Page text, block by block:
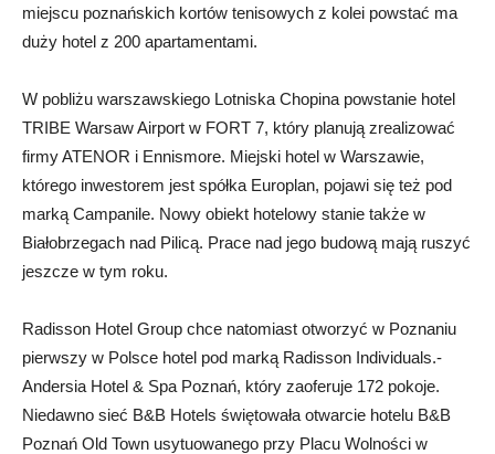
miejscu poznańskich kortów tenisowych z kolei powstać ma
duży hotel z 200 apartamentami.
W pobliżu warszawskiego Lotniska Chopina powstanie hotel
TRIBE Warsaw Airport w FORT 7, który planują zrealizować
firmy ATENOR i Ennismore. Miejski hotel w Warszawie,
którego inwestorem jest spółka Europlan, pojawi się też pod
marką Campanile. Nowy obiekt hotelowy stanie także w
Białobrzegach nad Pilicą. Prace nad jego budową mają ruszyć
jeszcze w tym roku.
Radisson Hotel Group chce natomiast otworzyć w Poznaniu
pierwszy w Polsce hotel pod marką Radisson Individuals.-
Andersia Hotel & Spa Poznań, który zaoferuje 172 pokoje.
Niedawno sieć B&B Hotels świętowała otwarcie hotelu B&B
Poznań Old Town usytuowanego przy Placu Wolności w